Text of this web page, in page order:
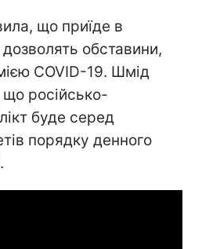
що приїде в
дозволять обставини,
COVID-19. Шмід
російсько-
буде серед
порядку денного